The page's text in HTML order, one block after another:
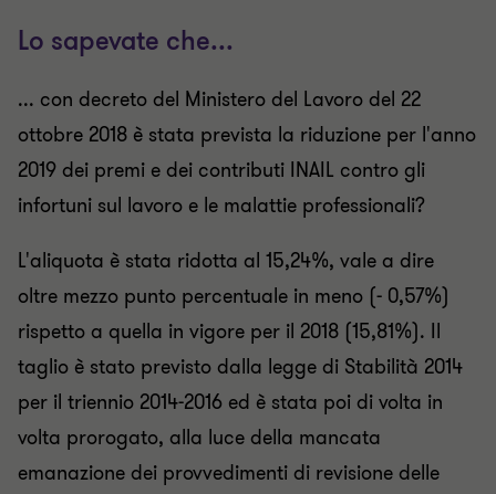
Lo sapevate che...
... con decreto del Ministero del Lavoro del 22
ottobre 2018 è stata prevista la riduzione per l'anno
2019 dei premi e dei contributi INAIL contro gli
infortuni sul lavoro e le malattie professionali?
L'aliquota è stata ridotta al 15,24%, vale a dire
oltre mezzo punto percentuale in meno (- 0,57%)
rispetto a quella in vigore per il 2018 (15,81%). Il
taglio è stato previsto dalla legge di Stabilità 2014
per il triennio 2014-2016 ed è stata poi di volta in
volta prorogato, alla luce della mancata
emanazione dei provvedimenti di revisione delle